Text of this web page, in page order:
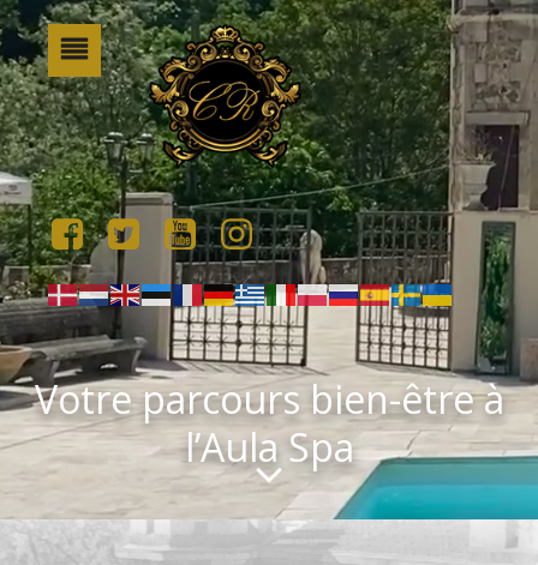
Votre parcours bien-être à
l’Aula Spa